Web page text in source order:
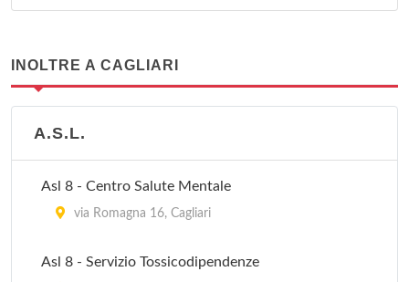
INOLTRE A CAGLIARI
A.S.L.
Asl 8 - Centro Salute Mentale
via Romagna 16, Cagliari
Asl 8 - Servizio Tossicodipendenze